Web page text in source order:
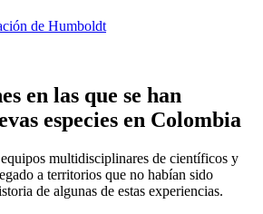
de Humboldt
en las que se han
especies en Colombia
multidisciplinares de científicos y
a territorios que no habían sido
de algunas de estas experiencias.